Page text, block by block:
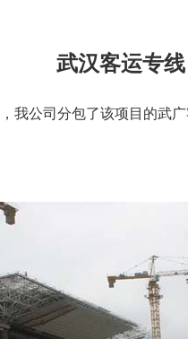
武汉客运专线
我公司分包了该项目的武